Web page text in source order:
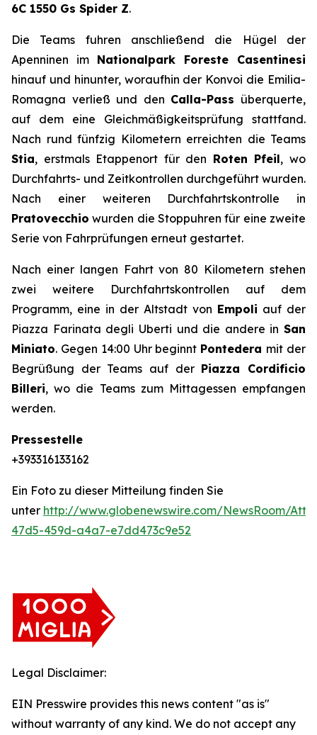
6C 1550 Gs Spider Z.
Die Teams fuhren anschließend die Hügel der
Apenninen im Nationalpark Foreste Casentinesi
hinauf und hinunter, woraufhin der Konvoi die Emilia-
Romagna verließ und den Calla-Pass überquerte,
auf dem eine Gleichmäßigkeitsprüfung stattfand.
Nach rund fünfzig Kilometern erreichten die Teams
Stia, erstmals Etappenort für den Roten Pfeil, wo
Durchfahrts- und Zeitkontrollen durchgeführt wurden.
Nach einer weiteren Durchfahrtskontrolle in
Pratovecchio wurden die Stoppuhren für eine zweite
Serie von Fahrprüfungen erneut gestartet.
Nach einer langen Fahrt von 80 Kilometern stehen
zwei weitere Durchfahrtskontrollen auf dem
Programm, eine in der Altstadt von Empoli auf der
Piazza Farinata degli Uberti und die andere in San
Miniato. Gegen 14:00 Uhr beginnt Pontedera mit der
Begrüßung der Teams auf der Piazza Cordificio
Billeri, wo die Teams zum Mittagessen empfangen
werden.
Pressestelle
+393316133162
Ein Foto zu dieser Mitteilung finden Sie
unter http://www.globenewswire.com/NewsRoom/
47d5-459d-a4a7-e7dd473c9e52
Legal Disclaimer:
EIN Presswire provides this news content "as is"
without warranty of any kind. We do not accept any